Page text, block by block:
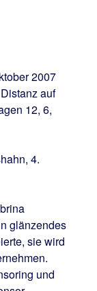
2007
auf
12, 6,
4.
glänzendes
sie wird
und